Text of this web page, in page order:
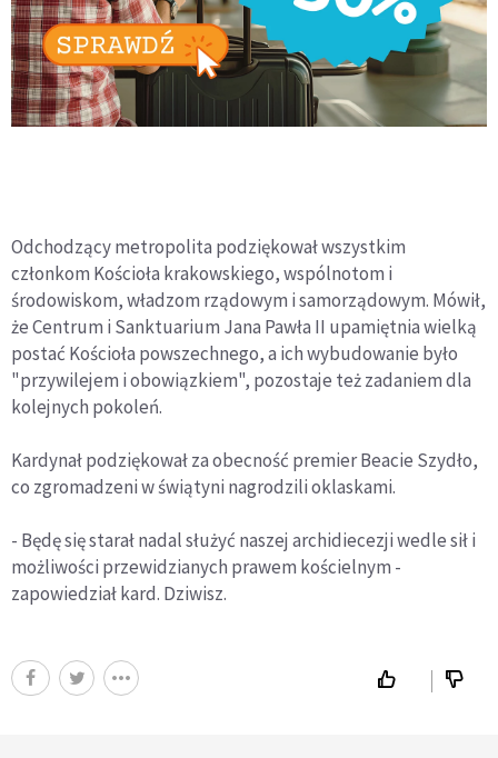
Odchodzący metropolita podziękował wszystkim
członkom Kościoła krakowskiego, wspólnotom i
środowiskom, władzom rządowym i samorządowym. Mówił,
że Centrum i Sanktuarium Jana Pawła II upamiętnia wielką
postać Kościoła powszechnego, a ich wybudowanie było
"przywilejem i obowiązkiem", pozostaje też zadaniem dla
kolejnych pokoleń.
Kardynał podziękował za obecność premier Beacie Szydło,
co zgromadzeni w świątyni nagrodzili oklaskami.
- Będę się starał nadal służyć naszej archidiecezji wedle sił i
możliwości przewidzianych prawem kościelnym -
zapowiedział kard. Dziwisz.